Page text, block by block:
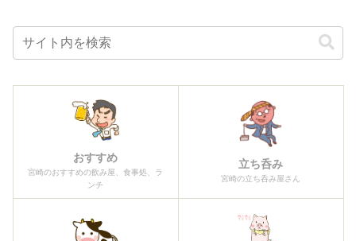
おすすめ
宮崎のおすすめの飲み屋、食事処、ラ
ンチ
立ち呑み
宮崎の立ち呑み屋さん